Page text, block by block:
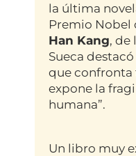
la última
Premio Nobel
Han Kang, de
Sueca
que confronta
expone la
humana”.
Un libro muy